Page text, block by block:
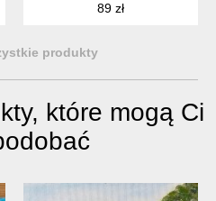
89 zł
produkty
które mogą Ci